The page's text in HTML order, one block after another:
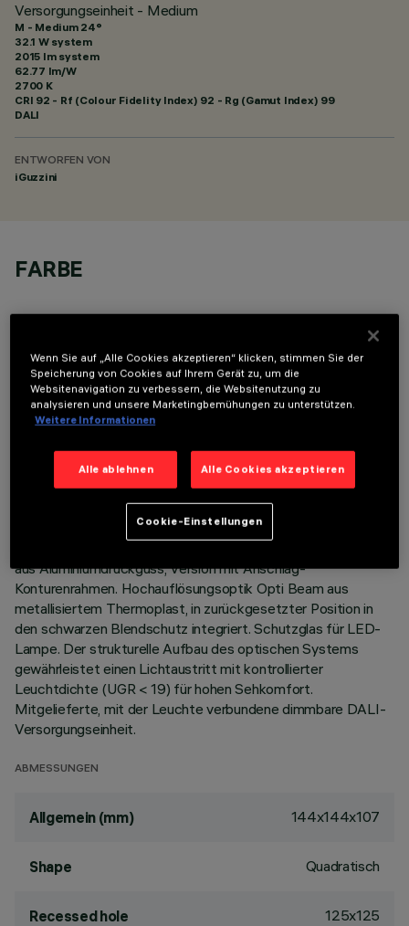
Versorgungseinheit - Medium
M - Medium 24°
32.1 W system
2015 lm system
62.77 lm/W
2700 K
CRI 92 - Rf (Colour Fidelity Index) 92 - Rg (Gamut Index) 99
DALI
ENTWORFEN VON
iGuzzini
FARBE
TECHNISCHE DATEN
LETZTES UPDATE: 07.08.2026
BESCHREIBUNG
Einbau-Leuchte mit fester Optik für LED-Lampe Warm
White mit hohem Farbwiedergabeindex. System zur passiven
aus Aluminiumdruckguss, Version mit Anschlag-
Konturenrahmen. Hochauflösungsoptik Opti Beam aus
metallisiertem Thermoplast, in zurückgesetzter Position in
den schwarzen Blendschutz integriert. Schutzglas für LED-
Lampe. Der strukturelle Aufbau des optischen Systems
gewährleistet einen Lichtaustritt mit kontrollierter
Leuchtdichte (UGR < 19) für hohen Sehkomfort.
Mitgelieferte, mit der Leuchte verbundene dimmbare DALI-
Versorgungseinheit.
ABMESSUNGEN
Allgemein (mm) 144x144x107
Shape Quadratisch
Recessed hole
125x125
Wenn Sie auf „Alle Cookies akzeptieren“ klicken, stimmen Sie der
Speicherung von Cookies auf Ihrem Gerät zu, um die
Websitenavigation zu verbessern, die Websitenutzung zu
analysieren und unsere Marketingbemühungen zu unterstützen.
Weitere Informationen
Alle ablehnen Alle Cookies akzeptieren
Cookie-Einstellungen